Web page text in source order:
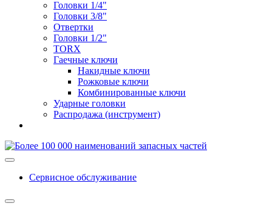
Головки 1/4"
Головки 3/8"
Отвертки
Головки 1/2"
TORX
Гаечные ключи
Накидные ключи
Рожковые ключи
Комбинированные ключи
Ударные головки
Распродажа (инструмент)
Сервисное обслуживание